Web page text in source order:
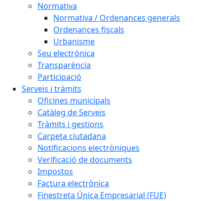
Normativa
Normativa / Ordenances generals
Ordenances fiscals
Urbanisme
Seu electrònica
Transparència
Participació
Serveis i tràmits
Oficines municipals
Catàleg de Serveis
Tràmits i gestions
Carpeta ciutadana
Notificacions electròniques
Verificació de documents
Impostos
Factura electrònica
Finestreta Única Empresarial (FUE)